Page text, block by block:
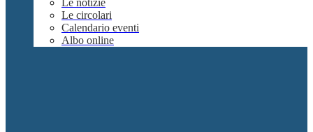
Le notizie
Le circolari
Calendario eventi
Albo online